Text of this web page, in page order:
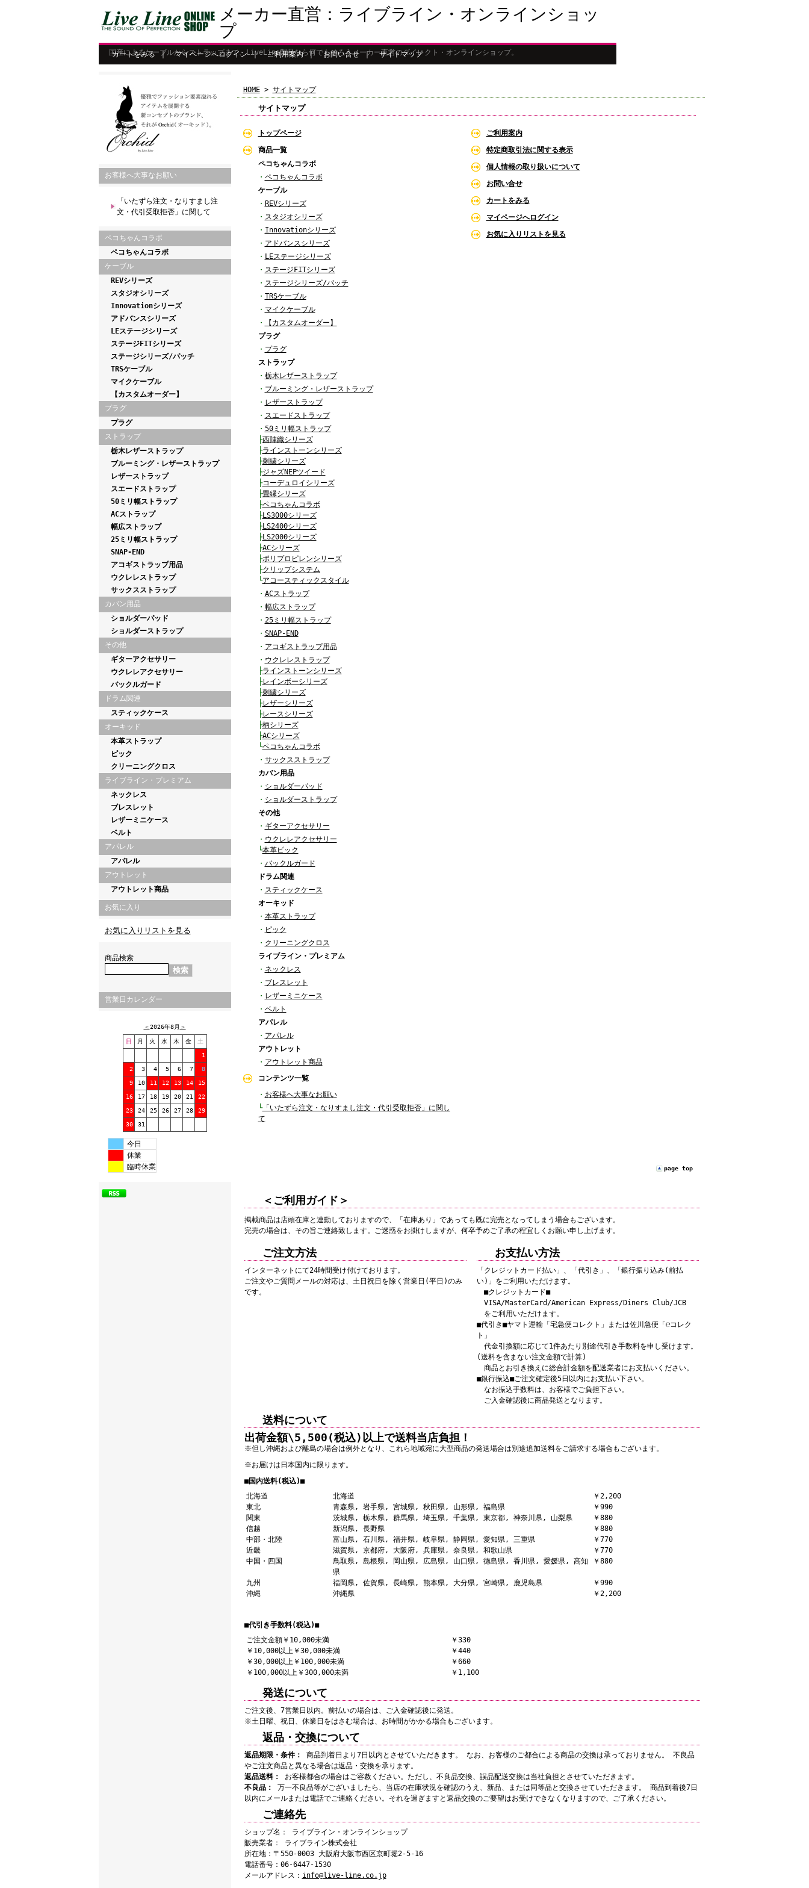
メーカー直営：ライブライン・オンラインショッ
プ
国産によるケーブルからストラップまで、LiveLine製品なら何でもそろうメーカー直営のダイレクト・オンラインショップ。
カートをみる｜ マイページへログイン｜ ご利用案内｜ お問い合せ｜ サイトマップ
お客様へ大事なお願い
「いたずら注文・なりすまし注
文・代引受取拒否」に関して
ペコちゃんコラボ
ペコちゃんコラボ
ケーブル
REVシリーズ
スタジオシリーズ
Innovationシリーズ
アドバンスシリーズ
LEステージシリーズ
ステージFITシリーズ
ステージシリーズ/パッチ
TRSケーブル
マイクケーブル
【カスタムオーダー】
プラグ
プラグ
ストラップ
栃木レザーストラップ
ブルーミング・レザーストラップ
レザーストラップ
スエードストラップ
50ミリ幅ストラップ
ACストラップ
幅広ストラップ
25ミリ幅ストラップ
SNAP-END
アコギストラップ用品
ウクレレストラップ
サックスストラップ
カバン用品
ショルダーパッド
ショルダーストラップ
その他
ギターアクセサリー
ウクレレアクセサリー
バックルガード
ドラム関連
スティックケース
オーキッド
本革ストラップ
ピック
クリーニングクロス
ライブライン・プレミアム
ネックレス
ブレスレット
レザーミニケース
ベルト
アパレル
アパレル
アウトレット
アウトレット商品
お気に入り
お気に入りリストを見る
商品検索
営業日カレンダー
＜2026年8月 ＞
日 月 火 水 木 金 土
1
2 3 4 5 6 7 8
9 10 11 12 13 14 15
16 17 18 19 20 21 22
23 24 25 26 27 28 29
30 31
今日
休業
臨時休業
HOME> サイトマップ
サイトマップ
トップページ
商品一覧
ペコちゃんコラボ
・ ペコちゃんコラボ
ケーブル
・ REVシリーズ
・ スタジオシリーズ
・ Innovationシリーズ
・ アドバンスシリーズ
・ LEステージシリーズ
・ ステージFITシリーズ
・ ステージシリーズ/パッチ
・ TRSケーブル
・ マイクケーブル
・
【カスタムオーダー】
プラグ
・ プラグ
ストラップ
・ 栃木レザーストラップ
・ ブルーミング・レザーストラップ
・ レザーストラップ
・ スエードストラップ
・ 50ミリ幅ストラップ
├西陣織シリーズ
├ラインストーンシリーズ
├刺繍シリーズ
├ジャズNEPツイード
├コーデュロイシリーズ
├畳縁シリーズ
├ペコちゃんコラボ
├LS3000シリーズ
├LS2400シリーズ
├LS2000シリーズ
├ACシリーズ
├ポリプロピレンシリーズ
├クリップシステム
└アコースティックスタイル
・ ACストラップ
・ 幅広ストラップ
・ 25ミリ幅ストラップ
・ SNAP-END
・ アコギストラップ用品
・ ウクレレストラップ
├ラインストーンシリーズ
├レインボーシリーズ
├刺繍シリーズ
├レザーシリーズ
├レースシリーズ
├柄シリーズ
├ACシリーズ
└ペコちゃんコラボ
・ サックスストラップ
カバン用品
・ ショルダーパッド
・ ショルダーストラップ
その他
・ ギターアクセサリー
・ ウクレレアクセサリー
└本革ピック
・ バックルガード
ドラム関連
・ スティックケース
オーキッド
・ 本革ストラップ
・ ピック
・ クリーニングクロス
ライブライン・プレミアム
・ ネックレス
・ ブレスレット
・ レザーミニケース
・ ベルト
アパレル
・ アパレル
アウトレット
・ アウトレット商品
コンテンツ一覧
・ お客様へ大事なお願い
└「いたずら注文・なりすまし注文・代引受取拒否」に関し
て
ご利用案内
特定商取引法に関する表示
個人情報の取り扱いについて
お問い合せ
カートをみる
マイページへログイン
お気に入りリストを見る
page top
＜ご利用ガイド＞
掲載商品は店頭在庫と連動しておりますので、「在庫あり」であっても既に完売となってしまう場合もございます。
完売の場合は、その旨ご連絡致します。ご迷惑をお掛けしますが、何卒予めご了承の程宜しくお願い申し上げます。
ご注文方法
インターネットにて24時間受け付けております。
ご注文やご質問メールの対応は、土日祝日を除く営業日(平日)のみ
です。
お支払い方法
「クレジットカード払い」、「代引き」、「銀行振り込み(前払
い)」をご利用いただけます。
■クレジットカード■
VISA/MasterCard/American Express/Diners Club/JCB
をご利用いただけます。
■代引き■ヤマト運輸「宅急便コレクト」または佐川急便「℮コレク
ト」
代金引換額に応じて1件あたり別途代引き手数料を申し受けます。
(送料を含まない注文金額で計算)
商品とお引き換えに総合計金額を配送業者にお支払いください。
■銀行振込■ご注文確定後5日以内にお支払い下さい。
なお振込手数料は、お客様でご負担下さい。
ご入金確認後に商品発送となります。
送料について
出荷金額\5,500(税込)以上で送料当店負担！
※但し沖縄および離島の場合は例外となり、これら地域宛に大型商品の発送場合は別途追加送料をご請求する場合もございます。
※お届けは日本国内に限ります。
■国内送料(税込)■
北海道
北海道
￥2,200
東北
青森県, 岩手県, 宮城県, 秋田県, 山形県, 福島県
￥990
関東
茨城県, 栃木県, 群馬県, 埼玉県, 千葉県, 東京都, 神奈川県, 山梨県
￥880
信越
新潟県, 長野県
￥880
中部・北陸
富山県, 石川県, 福井県, 岐阜県, 静岡県, 愛知県, 三重県
￥770
近畿
滋賀県, 京都府, 大阪府, 兵庫県, 奈良県, 和歌山県
￥770
中国・四国
鳥取県, 島根県, 岡山県, 広島県, 山口県, 徳島県, 香川県, 愛媛県, 高知
県
￥880
九州 福岡県, 佐賀県, 長崎県, 熊本県, 大分県, 宮崎県, 鹿児島県
￥990
沖縄
沖縄県 ￥2,200
■代引き手数料(税込)■
ご注文金額￥10,000未満
￥330
￥10,000以上￥30,000未満
￥440
￥30,000以上￥100,000未満
￥660
￥100,000以上￥300,000未満
￥1,100
発送について
ご注文後、7営業日以内。前払いの場合は、ご入金確認後に発送。
※土日曜、祝日、休業日をはさむ場合は、お時間がかかる場合もございます。
返品・交換について
返品期限・条件：
商品到着日より7日以内とさせていただきます。 なお、お客様のご都合による商品の交換は承っておりません。 不良品
やご注文商品と異なる場合は返品・交換を承ります。
返品送料：
お客様都合の場合はご容赦ください。ただし、不良品交換、誤品配送交換は当社負担とさせていただきます。
不良品：
万一不良品等がございましたら、当店の在庫状況を確認のうえ、新品、または同等品と交換させていただきます。 商品到着後7日
以内にメールまたは電話でご連絡ください。それを過ぎますと返品交換のご要望はお受けできなくなりますので、ご了承ください。
ご連絡先
ショップ名： ライブライン・オンラインショップ
販売業者： ライブライン株式会社
所在地：〒550-0003 大阪府大阪市西区京町堀2-5-16
電話番号：06-6447-1530
メールアドレス： info@live-line.co.jp